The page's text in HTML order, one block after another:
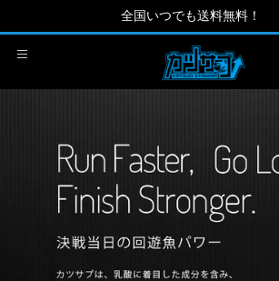
全国いつでも送料無料！
メニュー